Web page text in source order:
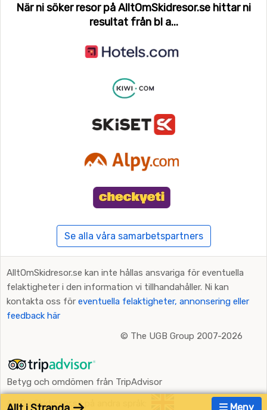
Meny
När ni söker resor på AlltOmSkidresor.se hittar ni
resultat från bl a...
Se alla våra samarbetspartners
AlltOmSkidresor.se kan inte hållas ansvariga för eventuella
felaktigheter i den information vi tillhandahåller. Ni kan
kontakta oss för eventuella felaktigheter, annonsering eller
feedback här
© The UGB Group 2007-2026
Betyg och omdömen från TripAdvisor
AlltOmSkidresor.se på andra språk: